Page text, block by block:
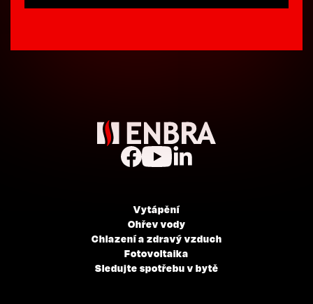
Vytápění
Ohřev vody
Chlazení a zdravý vzduch
Fotovoltaika
Sledujte spotřebu v bytě